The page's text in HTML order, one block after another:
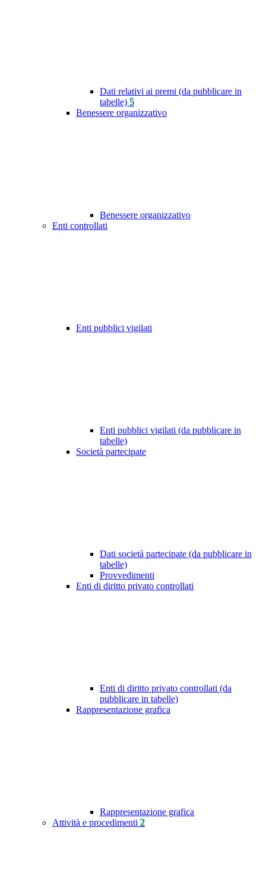
Dati relativi ai premi (da pubblicare in
tabelle) 5
Benessere organizzativo
Benessere organizzativo
Enti controllati
Enti pubblici vigilati
Enti pubblici vigilati (da pubblicare in
tabelle)
Società partecipate
Dati società partecipate (da pubblicare in
tabelle)
Provvedimenti
Enti di diritto privato controllati
Enti di diritto privato controllati (da
pubblicare in tabelle)
Rappresentazione grafica
Rappresentazione grafica
Attività e procedimenti 2